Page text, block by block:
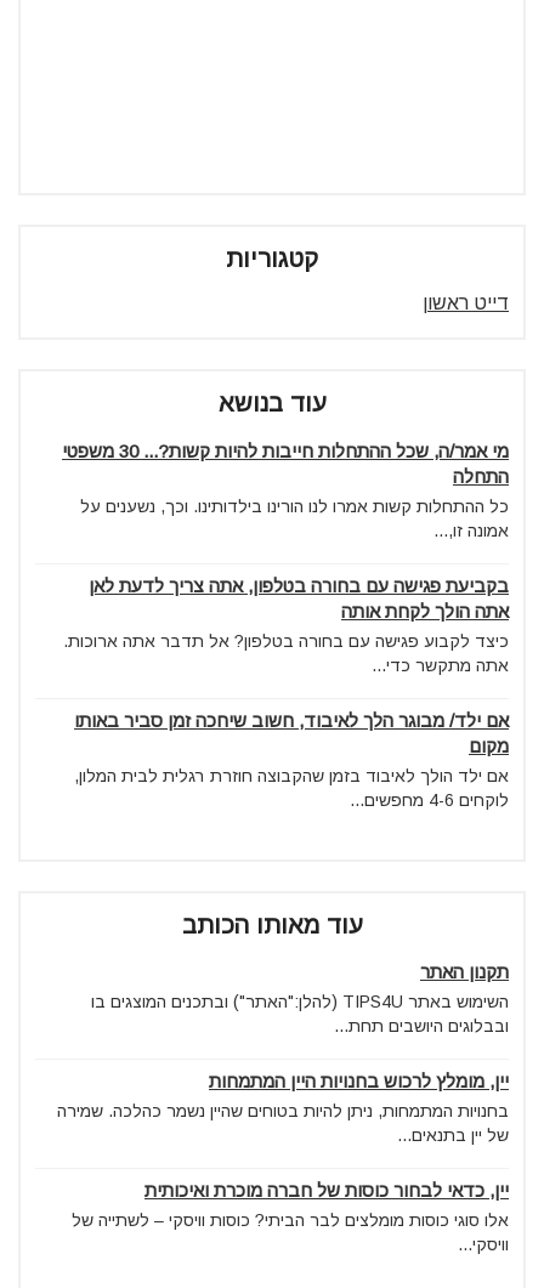
קטגוריות
דייט ראשון
עוד בנושא
מי אמר/ה, שכל ההתחלות חייבות להיות קשות?... 30 משפטי
התחלה
כל ההתחלות קשות אמרו לנו הורינו בילדותינו. וכך, נשענים על
אמונה זו,...
בקביעת פגישה עם בחורה בטלפון, אתה צריך לדעת לאן
אתה הולך לקחת אותה
כיצד לקבוע פגישה עם בחורה בטלפון? אל תדבר אתה ארוכות.
אתה מתקשר כדי...
אם ילד/ מבוגר הלך לאיבוד, חשוב שיחכה זמן סביר באותו
מקום
אם ילד הולך לאיבוד בזמן שהקבוצה חוזרת רגלית לבית המלון,
לוקחים 4-6 מחפשים...
עוד מאותו הכותב
תקנון האתר
השימוש באתר TIPS4U (להלן:"האתר") ובתכנים המוצגים בו
ובבלוגים היושבים תחת...
יין, מומלץ לרכוש בחנויות היין המתמחות
בחנויות המתמחות, ניתן להיות בטוחים שהיין נשמר כהלכה. שמירה
של יין בתנאים...
יין, כדאי לבחור כוסות של חברה מוכרת ואיכותית
אלו סוגי כוסות מומלצים לבר הביתי? כוסות וויסקי – לשתייה של
וויסקי...